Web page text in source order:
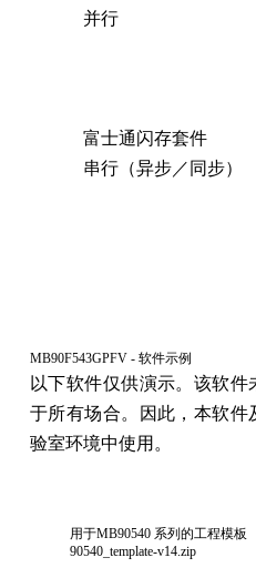
并行
富士通闪存套件
串行（异步／同步）
MB90F543GPFV - 软件示例
以下软件仅供演示。该软
于所有场合。因此，本软
验室环境中使用。
用于MB90540 系列的工程模板
90540_template-v14.zip